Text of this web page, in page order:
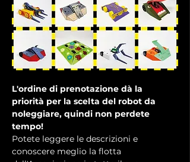
L'ordine di prenotazione dà la
priorità per la scelta del robot da
noleggiare, quindi non perdete
tempo!
Potete leggere le descrizioni e
conoscere meglio la flotta